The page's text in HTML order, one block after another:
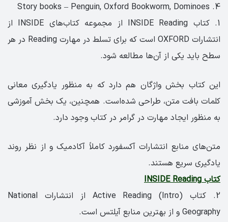
4. Story books – Penguin, Oxford Bookworm, Dominoes
1. کتاب INSIDE Reading از مجموعه کتاب‌های INSIDE از
انتشارات OXFORD است که برای تسلط در مهارت Reading در هر
سطح باید یکی از آن‌ها مطالعه شود.
این کتاب بخش واژگان هم دارد که به منظور یادگیری معانی
کلمات بافت متن، طراحی شده‌است. همچنین، یک بخش آموزشی
به منظور ایجاد مهارت در گرامر در کتاب وجود دارد.
متن‌های منابع انتشارات آکسفورد کاملاً آکادمیک و از نظر روند
یادگیری سریع هستند.
کتاب INSIDE Reading
2. کتاب Active Reading (Intro) از انتشارات National
Geography و از بهترین منابع آیلتس است.